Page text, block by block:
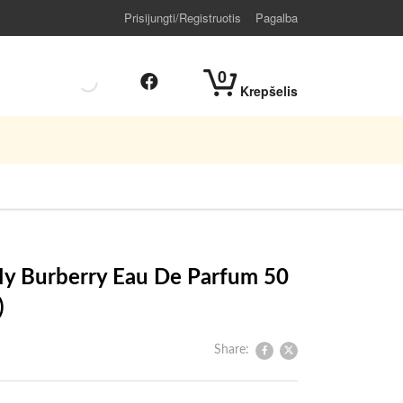
Prisijungti/Registruotis Pagalba
0
Krepšelis
Burberry Eau De Parfum 50
Share: